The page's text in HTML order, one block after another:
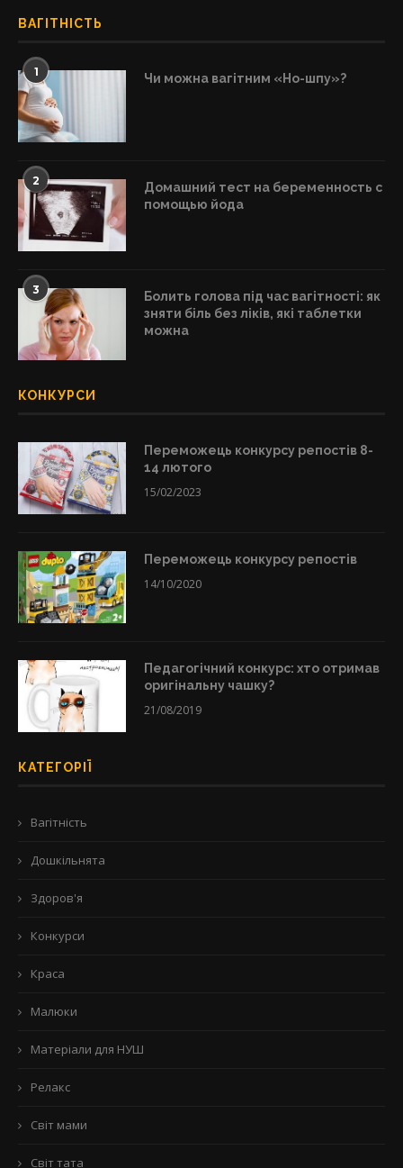
ВАГІТНІСТЬ
1 Чи можна вагітним «Но-шпу»?
2
Домашний тест на беременность с
помощью йода
3
Болить голова під час вагітності: як
зняти біль без ліків, які таблетки
можна
КОНКУРСИ
Переможець конкурсу репостів 8-
14 лютого
15/02/2023
Переможець конкурсу репостів
14/10/2020
Педагогічний конкурс: хто отримав
оригінальну чашку?
21/08/2019
КАТЕГОРІЇ
Вагітність
Дошкільнята
Здоров'я
Конкурси
Краса
Малюки
Матеріали для НУШ
Релакс
Світ мами
Світ тата